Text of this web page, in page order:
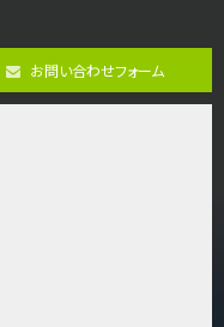
3,990万円
4ＬＤＫ
古淵駅
お問い合わせフォーム